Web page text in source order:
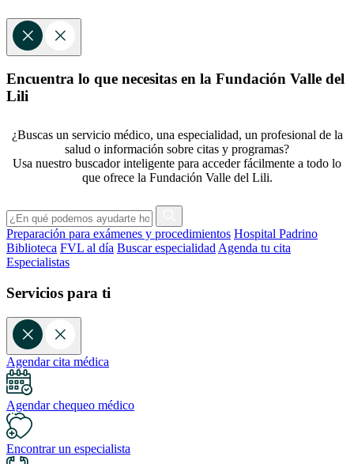
Encuentra lo que necesitas en la Fundación Valle del
Lili
¿Buscas un servicio médico, una especialidad, un profesional de la
salud o información sobre citas y programas?
Usa nuestro buscador inteligente para acceder fácilmente a todo lo
que ofrece la Fundación Valle del Lili.
Preparación para exámenes y procedimientos Hospital Padrino
Biblioteca FVL al día Buscar especialidad Agenda tu cita
Especialistas
Servicios para ti
Agendar cita médica
Agendar chequeo médico
Encontrar un especialista